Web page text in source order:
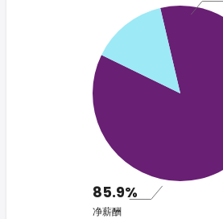
85.9%
净薪酬